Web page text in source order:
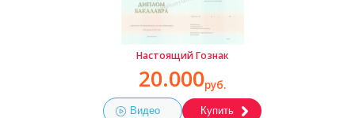
Настоящий Гознак
20.000руб.
Видео Купить